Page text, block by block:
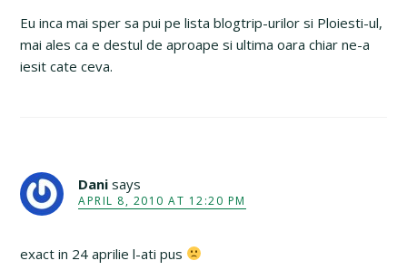
Eu inca mai sper sa pui pe lista blogtrip-urilor si Ploiesti-ul,
mai ales ca e destul de aproape si ultima oara chiar ne-a
iesit cate ceva.
Dani says
APRIL 8, 2010 AT 12:20 PM
exact in 24 aprilie l-ati pus